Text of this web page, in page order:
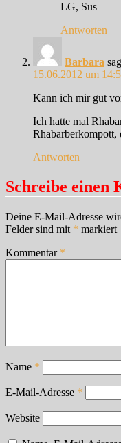
LG, Sus
Antworten
Barbara
15.06.2012 um
Kann ich mir gut
Ich hatte mal
Rhabarberkompott,
Antworten
Schreibe einen
Deine E-Mail-Adresse
Felder sind mit * markiert
Kommentar *
Name *
E-Mail-Adresse *
Website